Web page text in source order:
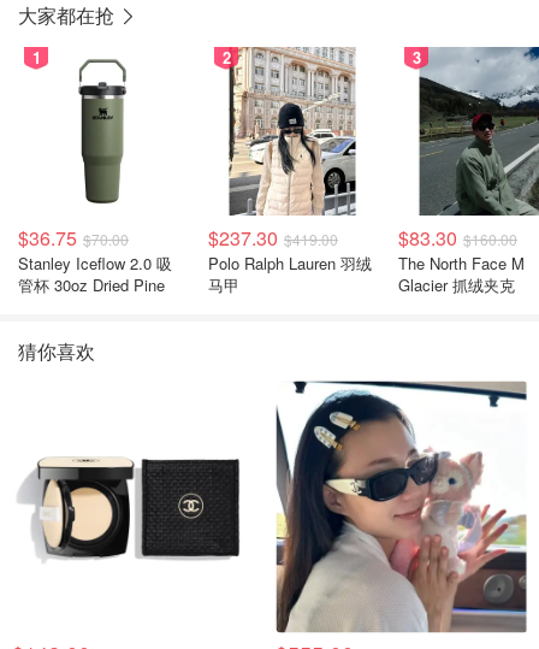
大家都在抢
1
$36.75 $70.00
Stanley Iceflow 2.0 吸
管杯 30oz Dried Pine
2
$237.30 $419.00
Polo Ralph Lauren 羽绒
马甲
3
$83.30 $160.00
The North Face M
Glacier 抓绒夹克
猜你喜欢